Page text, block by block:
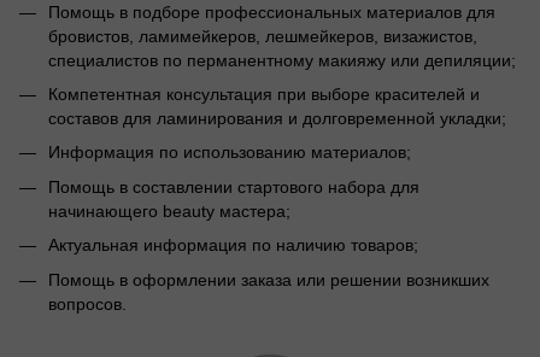
Помощь в подборе профессиональных материалов для
бровистов, ламимейкеров, лешмейкеров, визажистов,
специалистов по перманентному макияжу или депиляции;
Компетентная консультация при выборе красителей и
составов для ламинирования и долговременной укладки;
Информация по использованию материалов;
Помощь в составлении стартового набора для
начинающего beauty мастера;
Актуальная информация по наличию товаров;
Помощь в оформлении заказа или решении возникших
вопросов.